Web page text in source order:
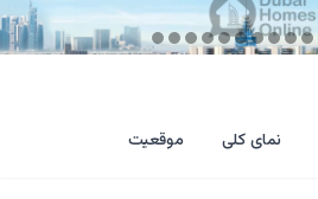
نمای کلی موقعیت